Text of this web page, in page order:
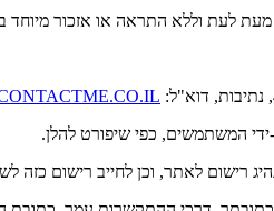
לעת וללא התראה או אזכור מיוחד